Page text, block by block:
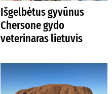
Išgelbėtus gyvūnus
Chersone gydo
veterinaras lietuvis